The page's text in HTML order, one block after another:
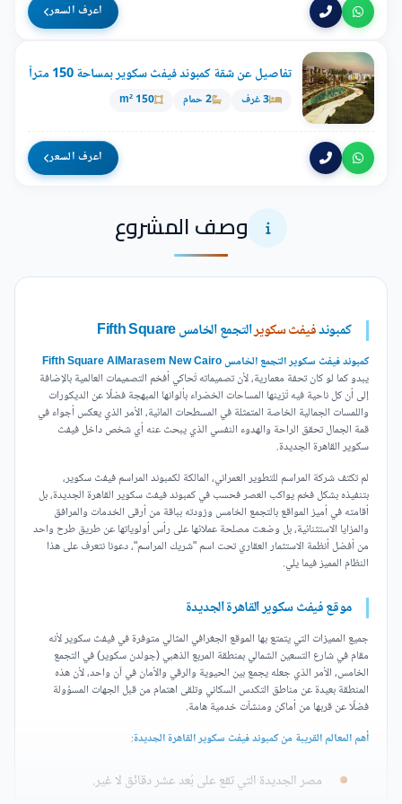
اعرف السعر
تفاصيل عن شقة كمبوند فيفث سكوير بمساحة 150 متراً
3 غرف 2 حمام 150 m²
اعرف السعر
وصف المشروع
كمبوندفيفث سكويرالتجمع الخامس Fifth Square
كمبوند فيفث سكوير التجمع الخامس Fifth Square AlMarasem New Cairo
يبدو كما لو كان تحفة معمارية، لأن تصميماته تُحاكي أفخم التصميمات العالمية بالإضافة
إلى أن كل ناحية فيه تُزينها المساحات الخضراء بألوانها المبهجة فضلًا عن الديكورات
واللمسات الجمالية الخاصة المتمثلة في المسطحات المائية، الأمر الذي يعكس أجواء في
قمة الجمال تحقق الراحة والهدوء النفسي الذي يبحث عنه أي شخص داخل فيفث
سكوير القاهرة الجديدة.
لم تكتف شركة المراسم للتطوير العمراني، المالكة لكمبوند المراسم فيفث سكوير،
بتنفيذه بشكل فخم يواكب العصر فحسب في كمبوند فيفث سكوير القاهرة الجديدة، بل
أقامته في أميز المواقع بالتجمع الخامس وزودته بباقة من أرقى الخدمات والمرافق
والمزايا الاستثنائية، بل وضعت مصلحة عملائها على رأس أولوياتها عن طريق طرح واحد
من أفضل أنظمة الاستثمار العقاري تحت اسم "شريك المراسم"، دعونا نتعرف على هذا
النظام المميز فيما يلي.
موقع فيفث سكوير القاهرة الجديدة
جميع المميزات التي يتمتع بها الموقع الجغرافي المثالي متوفرة في فيفث سكوير لأنه
مقام في شارع التسعين الشمالي بمنطقة المربع الذهبي (جولدن سكوير) في التجمع
الخامس، الأمر الذي جعله يجمع بين الحيوية والرقي والأمان في آن واحد، لأن هذه
المنطقة بعيدة عن مناطق التكدس السكاني وتلقى اهتمام من قبل الجهات المسؤولة
فضلًا عن قربها من أماكن ومنشآت خدمية هامة.
أهم المعالم القريبة من كمبوند فيفث سكوير القاهرة الجديدة:
مصر الجديدة التي تقع على بُعد عشر دقائق لا غير.